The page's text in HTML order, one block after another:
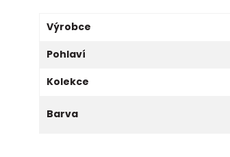
Výrobce
Pohlaví
Kolekce
Barva